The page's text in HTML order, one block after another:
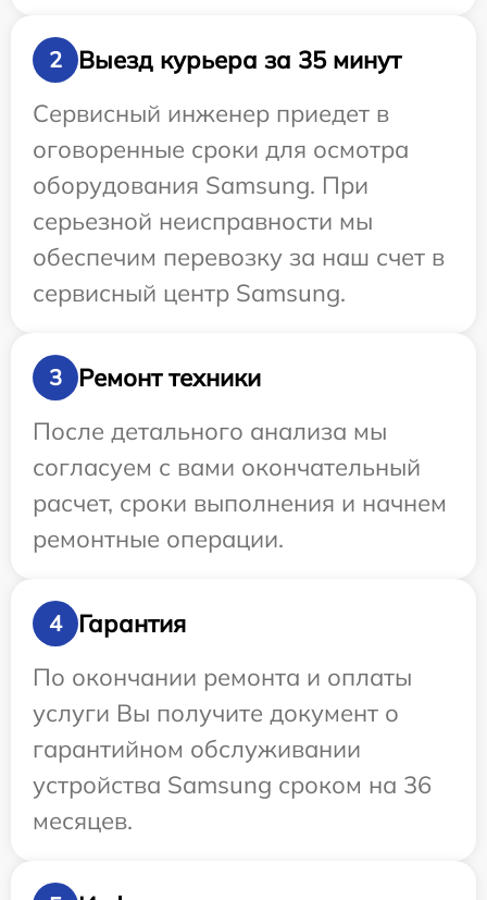
2
Выезд курьера за 35 минут
Сервисный инженер приедет в
оговоренные сроки для осмотра
оборудования Samsung. При
серьезной неисправности мы
обеспечим перевозку за наш счет в
сервисный центр Samsung.
3
Ремонт техники
После детального анализа мы
согласуем с вами окончательный
расчет, сроки выполнения и начнем
ремонтные операции.
4
Гарантия
По окончании ремонта и оплаты
услуги Вы получите документ о
гарантийном обслуживании
устройства Samsung сроком на 36
месяцев.